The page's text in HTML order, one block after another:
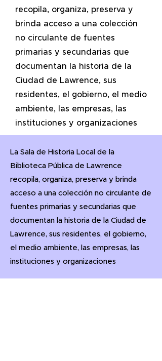
recopila, organiza, preserva y
brinda acceso a una colección
no circulante de fuentes
primarias y secundarias que
documentan la historia de la
Ciudad de Lawrence, sus
residentes, el gobierno, el medio
ambiente, las empresas, las
instituciones y organizaciones
La Sala de Historia Local de la
Biblioteca Pública de Lawrence
recopila, organiza, preserva y brinda
acceso a una colección no circulante de
fuentes primarias y secundarias que
documentan la historia de la Ciudad de
Lawrence, sus residentes, el gobierno,
el medio ambiente, las empresas, las
instituciones y organizaciones